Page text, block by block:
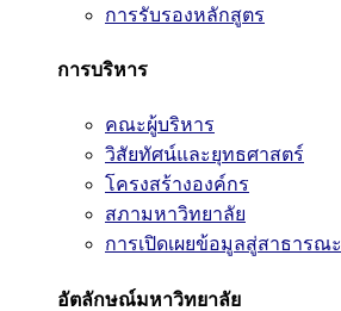
การรับรองหลักสูตร
การบริหาร
คณะผู้บริหาร
วิสัยทัศน์และยุทธศาสตร์
โครงสร้างองค์กร
สภามหาวิทยาลัย
การเปิดเผยข้อมูลสู่สาธารณะ
อัตลักษณ์มหาวิทยาลัย